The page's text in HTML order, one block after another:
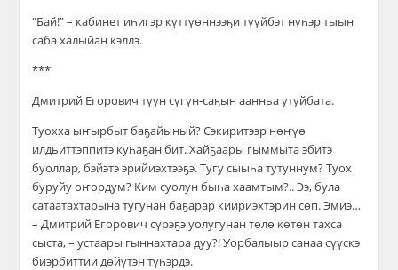
“Бай!” – кабинет иһигэр күттүөннээҕи түүйбэт нүһэр тыын
саба халыйан кэллэ.
***
Дмитрий Егорович түүн сүгүн-саҕын аанньа утуйбата.
Туохха ыҥырбыт баҕайыный? Сэкиритээр нөҥүө
илдьиттэппитэ куһаҕан бит. Хайҕаары гыммыта эбитэ
буоллар, бэйэтэ эрийиэхтээҕэ. Тугу сыыһа тутуннум? Туох
буруйу оҥордум? Ким суолун быһа хаамтым?.. Ээ, була
сатаатахтарына тугунан баҕарар киириэхтэрин сөп. Эмиэ…
– Дмитрий Егорович сүрэҕэ уолугунан төлө көтөн тахса
сыста, – устаары гыннахтара дуу?! Уорбалыыр санаа сүүскэ
биэрбиттии дөйүтэн түһэрдэ.